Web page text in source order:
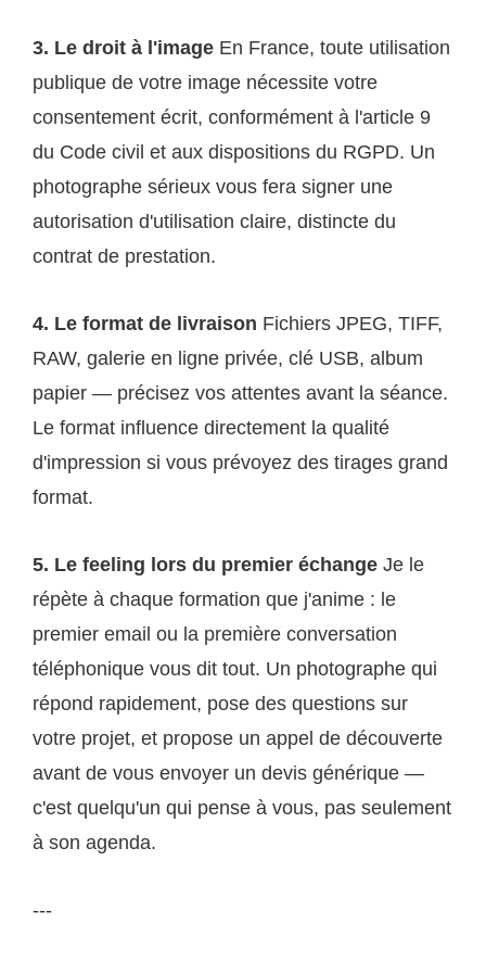
3. Le droit à l'image En France, toute utilisation
publique de votre image nécessite votre
consentement écrit, conformément à l'article 9
du Code civil et aux dispositions du RGPD. Un
photographe sérieux vous fera signer une
autorisation d'utilisation claire, distincte du
contrat de prestation.
4. Le format de livraison Fichiers JPEG, TIFF,
RAW, galerie en ligne privée, clé USB, album
papier — précisez vos attentes avant la séance.
Le format influence directement la qualité
d'impression si vous prévoyez des tirages grand
format.
5. Le feeling lors du premier échange Je le
répète à chaque formation que j'anime : le
premier email ou la première conversation
téléphonique vous dit tout. Un photographe qui
répond rapidement, pose des questions sur
votre projet, et propose un appel de découverte
avant de vous envoyer un devis générique —
c'est quelqu'un qui pense à vous, pas seulement
à son agenda.
---